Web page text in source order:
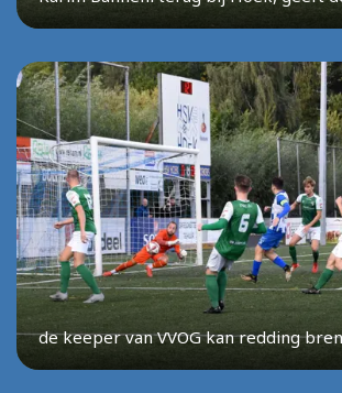
de keeper van VVOG kan redding